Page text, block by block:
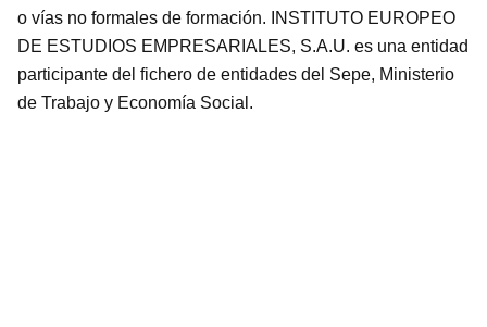
o vías no formales de formación. INSTITUTO EUROPEO
DE ESTUDIOS EMPRESARIALES, S.A.U. es una entidad
participante del fichero de entidades del Sepe, Ministerio
de Trabajo y Economía Social.